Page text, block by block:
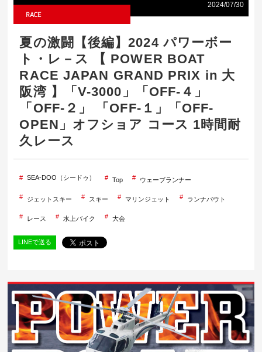
2024/07/30
RACE
夏の激闘【後編】2024 パワーボー
ト・レ－ス 【 POWER BOAT
RACE JAPAN GRAND PRIX in 大
阪湾 】「V-3000」「OFF-４」
「OFF-２」 「OFF-１」「OFF-
OPEN」オフショア コース 1時間耐
久レース
SEA-DOO（シードゥ） Top ウェーブランナー
ジェットスキー スキー マリンジェット ランナバウト
レース 水上バイク 大会
LINEで送る